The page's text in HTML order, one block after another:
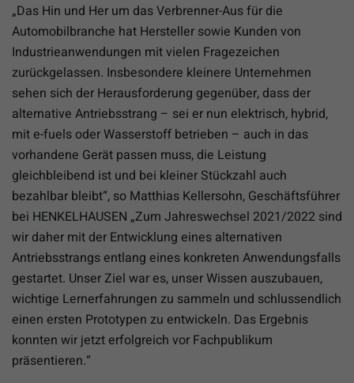
„Das Hin und Her um das Verbrenner-Aus für die
Automobilbranche hat Hersteller sowie Kunden von
Industrieanwendungen mit vielen Fragezeichen
zurückgelassen. Insbesondere kleinere Unternehmen
sehen sich der Herausforderung gegenüber, dass der
alternative Antriebsstrang – sei er nun elektrisch, hybrid,
mit e-fuels oder Wasserstoff betrieben – auch in das
vorhandene Gerät passen muss, die Leistung
gleichbleibend ist und bei kleiner Stückzahl auch
bezahlbar bleibt“, so Matthias Kellersohn, Geschäftsführer
bei HENKELHAUSEN „Zum Jahreswechsel 2021/2022 sind
wir daher mit der Entwicklung eines alternativen
Antriebsstrangs entlang eines konkreten Anwendungsfalls
gestartet. Unser Ziel war es, unser Wissen auszubauen,
wichtige Lernerfahrungen zu sammeln und schlussendlich
einen ersten Prototypen zu entwickeln. Das Ergebnis
konnten wir jetzt erfolgreich vor Fachpublikum
präsentieren.“